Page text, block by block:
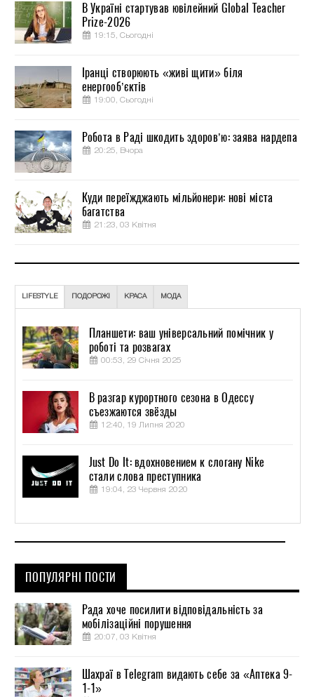
В Україні стартував ювілейний Global Teacher
Prize-2026
19:15, Сьогодні
Іранці створюють «живі щити» біля
енергооб’єктів
19:00, Сьогодні
Робота в Раді шкодить здоров’ю: заява нардепа
20:25, Вчора
Куди переїжджають мільйонери: нові міста
багатства
21:23, 03 Квітня
LIFESTYLE ПОДОРОЖІ КРАСА МОДА
Планшети: ваш універсальний помічник у
роботі та розвагах
00:53, 29 Січня 2025
В разгар курортного сезона в Одессу
съезжаются звёзды
12:40, 19 Липня 2020
Just Do It: вдохновением к слогану Nike
стали слова преступника
19:04, 23 Червня 2020
ПОПУЛЯРНІ ПОСТИ
Рада хоче посилити відповідальність за
мобілізаційні порушення
20:07, 03 Квітня
Шахраї в Telegram видають себе за «Аптека 9-
1-1»